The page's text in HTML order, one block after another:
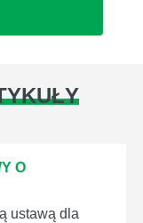
O
ustawą dla